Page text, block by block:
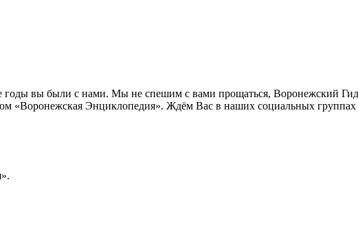
годы вы были с нами. Мы не спешим с вами прощаться, Воронежский
«Воронежская Энциклопедия». Ждём Вас в наших социальных группах